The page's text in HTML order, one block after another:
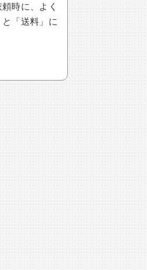
時に、よく
「送料」に